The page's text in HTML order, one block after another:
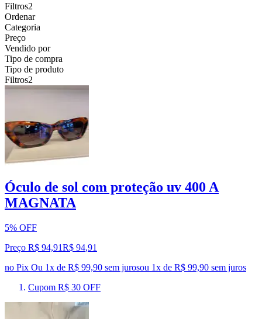
Filtros2
Ordenar
Categoria
Preço
Vendido por
Tipo de compra
Tipo de produto
Filtros2
Óculo de sol com proteção uv 400 A
MAGNATA
5% OFF
Preço R$ 94,91R$ 94,91
no Pix Ou 1x de R$ 99,90 sem jurosou 1x de R$ 99,90 sem juros
Cupom R$ 30 OFF